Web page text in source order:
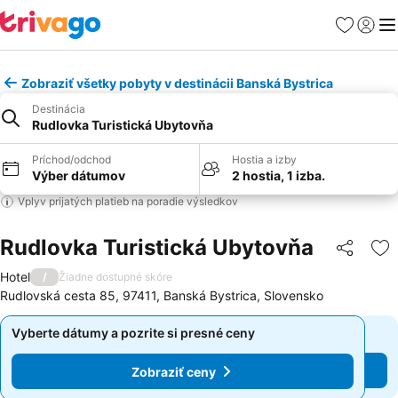
Obľúbené
Zobraziť všetky pobyty v destinácii Banská Bystrica
Destinácia
Rudlovka Turistická Ubytovňa
Príchod/odchod
Výber dátumov
Hostia a izby
2 hostia, 1 izba.
Vplyv prijatých platieb na poradie výsledkov
Rudlovka Turistická Ubytovňa Zdieľať
Hotel / Žiadne dostupné skóre
Rudlovská cesta 85, 97411, Banská Bystrica, Slovensko
Vyberte dátumy a pozrite si presné ceny
Zobraziť ceny
Vyberte dátumy a pozrite si presné ceny
Zobraziť ceny